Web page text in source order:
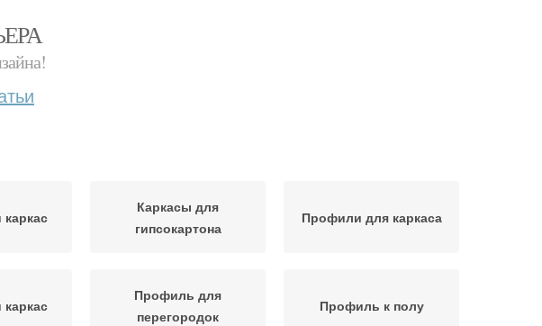
Каркасы для
гипсокартона
Профили для каркаса
Профиль для
перегородок
Профиль к полу